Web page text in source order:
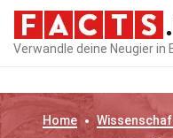
Verwandle deine Neugier in
Home